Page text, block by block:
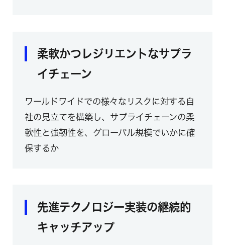
柔軟かつレジリエントなサプラ
イチェーン
ワールドワイドでの様々なリスクに対する自
社の見立てを構築し、サプライチェーンの柔
軟性と強靭性を、グローバル規模でいかに確
保するか
先進テクノロジー実装の継続的
キャッチアップ